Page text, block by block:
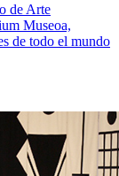
de Arte
Museoa,
de todo el mundo